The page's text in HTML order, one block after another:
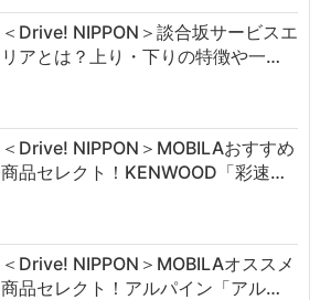
＜Drive! NIPPON＞談合坂サービスエ
リアとは？上り・下りの特徴や一…
＜Drive! NIPPON＞MOBILAおすすめ
商品セレクト！KENWOOD「彩速…
＜Drive! NIPPON＞MOBILAオススメ
商品セレクト！アルパイン「アル…